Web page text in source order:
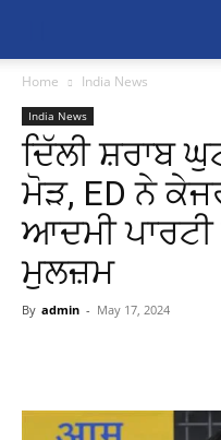
Home India News
India News
ਦਿੱਲੀ ਸ਼ਰਾਬ
ਮੋੜ, ED ਨੇ
ਆਦਮੀ
ਮੁਲਜ਼ਮ
By admin - May 17, 2024